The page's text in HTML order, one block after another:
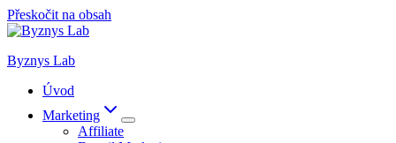
Přeskočit na obsah
Byznys Lab
Úvod
Marketing
Affiliate